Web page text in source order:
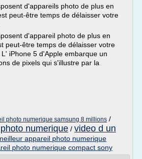
d'appareils photo de plus en
peut-être temps de délaisser votre
d'appareil photo de plus en
peut-être temps de délaisser votre
iPhone 5 d'Apple embarque un
de pixels qui s'illustre par la
photo numerique samsung 8 millions /
numerique / video d un
appareil photo numerique
photo numerique compact sony